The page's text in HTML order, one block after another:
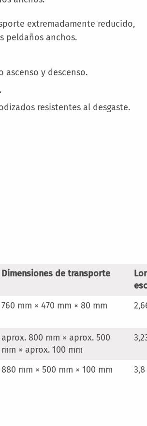
extremadamente reducido,
peldaños anchos.
ascenso y descenso.
resistentes al desgaste.
Dimensiones de transporte
760 mm × 470 mm × 80 mm
aprox. 800 mm × aprox. 500
mm × aprox. 100 mm
880 mm × 500 mm × 100 mm